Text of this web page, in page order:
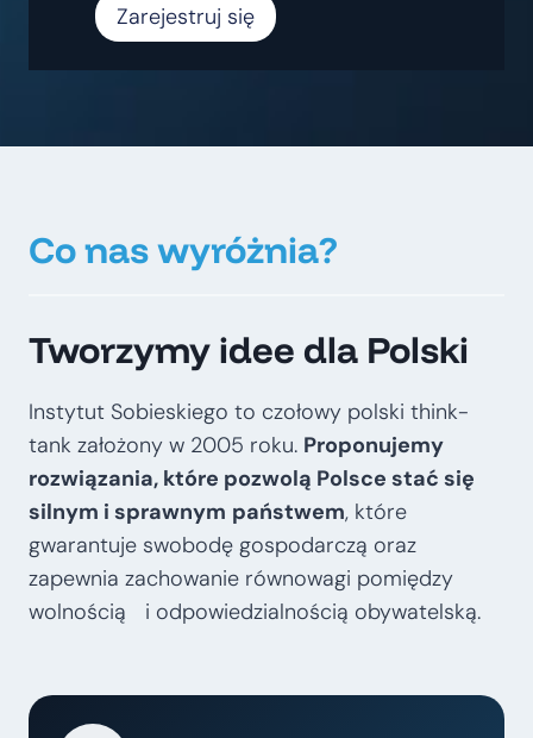
Zarejestruj się
Co nas wyróżnia?
Tworzymy idee dla Polski
Instytut Sobieskiego to czołowy polski think-
tank założony w 2005 roku. Proponujemy
rozwiązania, które pozwolą Polsce stać się
silnym i sprawnym państwem, które
gwarantuje swobodę gospodarczą oraz
zapewnia zachowanie równowagi pomiędzy
wolnością i odpowiedzialnością obywatelską.